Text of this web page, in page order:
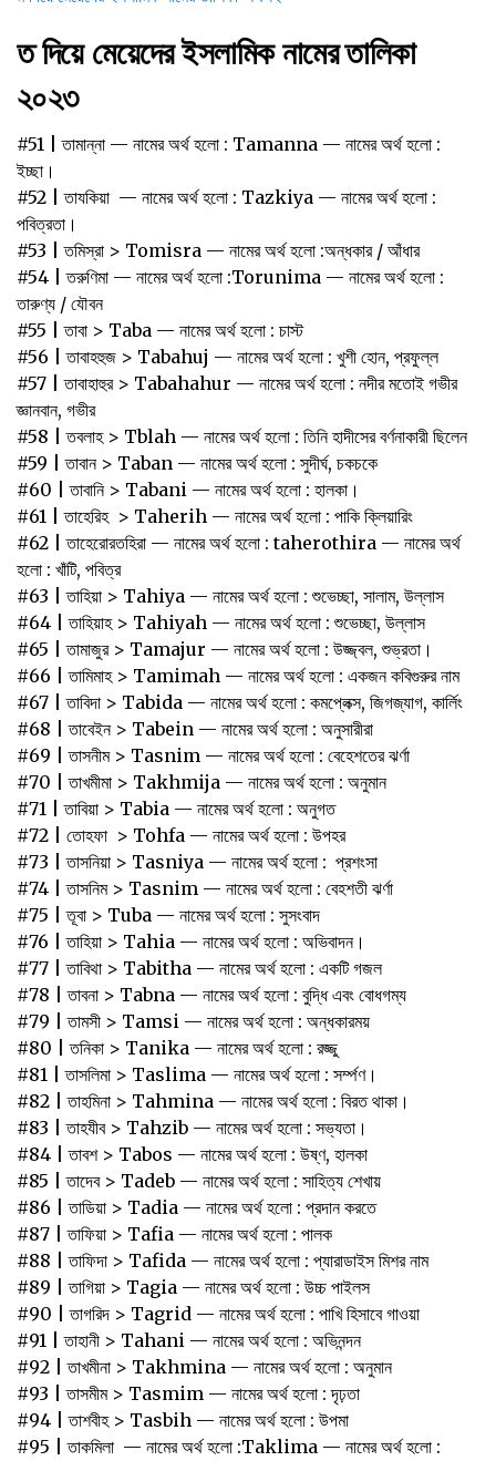
ত দিয়ে মেয়েদের ইসলামিক নামের তালিকা
২০২৩
#51 | তামান্না‌ — নামের অর্থ হলো :‌ ‌Tamanna — নামের অর্থ হলো :
ইচ্ছা।‌ ‌
#52 | তাযকিয়া‌ ‌— নামের অর্থ হলো :‌ ‌Tazkiya — নামের অর্থ হলো :
পবিত্রতা।‌
#53 | তমিস্রা > Tomisra — নামের অর্থ হলো :অন্ধকার / আঁধার
#54 | তরুণিমা — নামের অর্থ হলো :Torunima — নামের অর্থ হলো :
তারুণ্য / যৌবন
#55 | তাবা > Taba — নামের অর্থ হলো : চাস্ট
#56 | তাবাহহুজ > Tabahuj — নামের অর্থ হলো : খুশী হোন, প্রফুল্ল
#57 | তাবাহাহুর > Tabahahur — নামের অর্থ হলো : নদীর মতোই গভীর
জ্ঞানবান, গভীর
#58 | তবলাহ > Tblah — নামের অর্থ হলো : তিনি হাদীসের বর্ণনাকারী ছিলেন
#59 | তাবান > Taban — নামের অর্থ হলো : সুদীর্ঘ, চকচকে
#60 | তাবানি > Tabani — নামের অর্থ হলো : হালকা।
#61 | তাহেরিহ > Taherih — নামের অর্থ হলো : পাকি ক্লিয়ারিং
#62 | তাহেরোরতহিরা — নামের অর্থ হলো : taherothira — নামের অর্থ
হলো : খাঁটি, পবিত্র
#63 | তাহিয়া > Tahiya — নামের অর্থ হলো : শুভেচ্ছা, সালাম, উল্লাস
#64 | তাহিয়াহ > Tahiyah — নামের অর্থ হলো : শুভেচ্ছা, উল্লাস
#65 | তামাজুর > Tamajur — নামের অর্থ হলো : উজ্জ্বল, শুভ্রতা।
#66 | তামিমাহ > Tamimah — নামের অর্থ হলো : একজন কবিগুরুর নাম
#67 | তাবিদা > Tabida — নামের অর্থ হলো : কমপ্লেক্স, জিগজ্যাগ, কার্লিং
#68 | তাবেইন > Tabein — নামের অর্থ হলো : অনুসারীরা
#69 | তাসনীম > Tasnim — নামের অর্থ হলো : বেহেশতের ঝর্ণা
#70 | তাখমীমা > Takhmija — নামের অর্থ হলো : অনুমান
#71 | তাবিয়া > Tabia — নামের অর্থ হলো : অনুগত
#72 | তোহফা > Tohfa — নামের অর্থ হলো : উপহর
#73 | তাসনিয়া > Tasniya — নামের অর্থ হলো : প্রশংসা
#74 | তাসনিম > Tasnim — নামের অর্থ হলো : বেহশতী ঝর্ণা
#75 | তূবা > Tuba — নামের অর্থ হলো : সুসংবাদ
#76 | তাহিয়া > Tahia — নামের অর্থ হলো : অভিবাদন।
#77 | তাবিথা > Tabitha — নামের অর্থ হলো : একটি গজল
#78 | তাবনা > Tabna — নামের অর্থ হলো : বুদ্ধি এবং বোধগম্য
#79 | তামসী > Tamsi — নামের অর্থ হলো : অন্ধকারময়
#80 | তনিকা > Tanika — নামের অর্থ হলো : রজ্জু
#81 | তাসলিমা‌ ‌> ‌Taslima — নামের অর্থ হলো : সর্ম্পণ।‌ ‌
#82 | তাহমিনা‌ > ‌Tahmina — নামের অর্থ হলো : বিরত‌ ‌থাকা।‌ ‌
#83 | তাহযীব‌ > ‌Tahzib — নামের অর্থ হলো : সভ্যতা।‌ ‌
#84 | তাবশ > Tabos — নামের অর্থ হলো : উষ্ণ, হালকা
#85 | তাদেব > Tadeb — নামের অর্থ হলো : সাহিত্য শেখায়
#86 | তাডিয়া > Tadia — নামের অর্থ হলো : প্রদান করতে
#87 | তাফিয়া > Tafia — নামের অর্থ হলো : পালক
#88 | তাফিদা > Tafida — নামের অর্থ হলো : প্যারাডাইস মিশর নাম
#89 | তাগিয়া > Tagia — নামের অর্থ হলো : উচ্চ পাইলস
#90 | তাগরিদ > Tagrid — নামের অর্থ হলো : পাখি হিসাবে গাওয়া
#91 | তাহানী > Tahani — নামের অর্থ হলো : অভিনন্দন
#92 | তাখমীনা > Takhmina — নামের অর্থ হলো : অনুমান
#93 | তাসমীম > Tasmim — নামের অর্থ হলো : দৃঢ়তা
#94 | তাশবীহ > Tasbih — নামের অর্থ হলো : উপমা
#95 | তাকমিলা — নামের অর্থ হলো :Taklima — নামের অর্থ হলো :